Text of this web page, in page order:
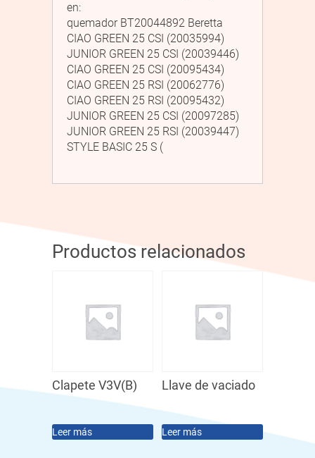
en:
quemador BT20044892 Beretta
CIAO GREEN 25 CSI (20035994)
JUNIOR GREEN 25 CSI (20039446)
CIAO GREEN 25 CSI (20095434)
CIAO GREEN 25 RSI (20062776)
CIAO GREEN 25 RSI (20095432)
JUNIOR GREEN 25 CSI (20097285)
JUNIOR GREEN 25 RSI (20039447)
STYLE BASIC 25 S (
Productos relacionados
Clapete V3V(B)
Leer más
Llave de vaciado
Leer más